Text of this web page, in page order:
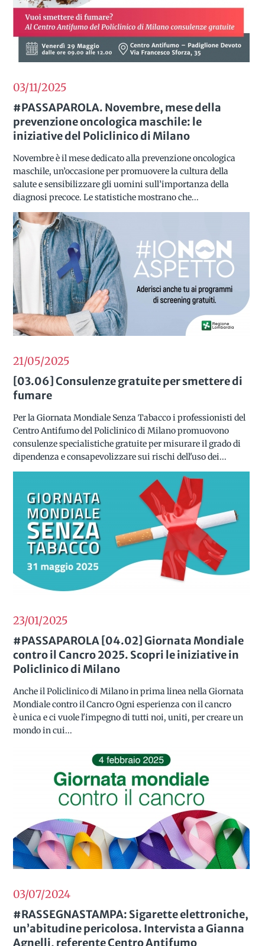
03/112025
#PASSAPAROLA. Novembre, mese della
prevenzione oncologica maschile: le
iniziative del Policlinico di Milano
Novembre è il mese dedicato alla prevenzione oncologica
maschile, un’occasione per promuovere la cultura della
salute e sensibilizzare gli uomini sull’importanza della
diagnosi precoce. Le statistiche mostrano che...
21/052025
[03.06] Consulenze gratuite per smettere di
fumare
Per la Giornata Mondiale Senza Tabacco i professionisti del
Centro Antifumo del Policlinico di Milano promuovono
consulenze specialistiche gratuite per misurare il grado di
dipendenza e consapevolizzare sui rischi dell'uso dei...
23/012025
#PASSAPAROLA [04.02] Giornata Mondiale
contro il Cancro 2025. Scopri le iniziative in
Policlinico di Milano
Anche il Policlinico di Milano in prima linea nella Giornata
Mondiale contro il Cancro Ogni esperienza con il cancro
è unica e ci vuole l'impegno di tutti noi, uniti, per creare un
mondo in cui...
03/072024
#RASSEGNASTAMPA: Sigarette elettroniche,
un’abitudine pericolosa. Intervista a Gianna
Agnelli, referente Centro Antifumo